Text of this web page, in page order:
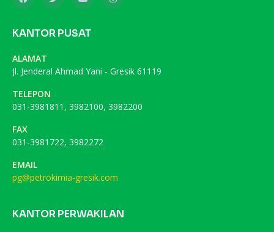
KANTOR PUSAT
ALAMAT
Jl. Jenderal Ahmad Yani - Gresik 61119
TELEPON
031-3981811, 3982100, 3982200
FAX
031-3981722, 3982272
EMAIL
pg@petrokimia-gresik.com
KANTOR PERWAKILAN